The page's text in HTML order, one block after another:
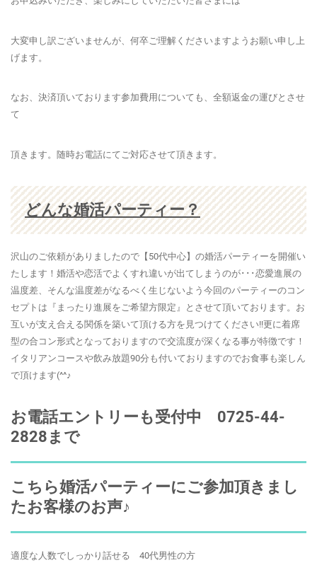
大変申し訳ございませんが、何卒ご理解くださいますようお願い申し上
げます。
なお、決済頂いております参加費用についても、全額返金の運びとさせ
て
頂きます。随時お電話にてご対応させて頂きます。
どんな婚活パーティー？
沢山のご依頼がありましたので【50代中心】の婚活パーティーを開催い
たします！婚活や恋活でよくすれ違いが出てしまうのが･･･恋愛進展の
温度差、そんな温度差がなるべく生じないよう今回のパーティーのコン
セプトは『まったり進展をご希望方限定』とさせて頂いております。お
互いが支え合える関係を築いて頂ける方を見つけてください!!更に着席
型の合コン形式となっておりますので交流度が深くなる事が特徴です！
イタリアンコースや飲み放題90分も付いておりますのでお食事も楽しん
で頂けます(^^♪
お電話エントリーも受付中 0725-44-
2828まで
こちら婚活パーティーにご参加頂きまし
たお客様のお声♪
適度な人数でしっかり話せる 40代男性の方